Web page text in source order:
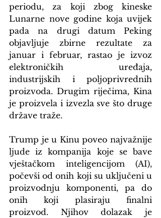
periodu, za koji zbog kineske
Lunarne nove godine koja uvijek
pada na drugi datum Peking
objavljuje zbirne rezultate za
januar i februar, rastao je izvoz
elektroničkih uređaja,
industrijskih i poljoprivrednih
proizvoda. Drugim riječima, Kina
je proizvela i izvezla sve što druge
države traže.
Trump je u Kinu poveo najvažnije
ljude iz kompanija koje se bave
vještačkom inteligencijom (AI),
počevši od onih koji su uključeni u
proizvodnju komponenti, pa do
onih koji plasiraju finalni
proizvod. Njihov dolazak je